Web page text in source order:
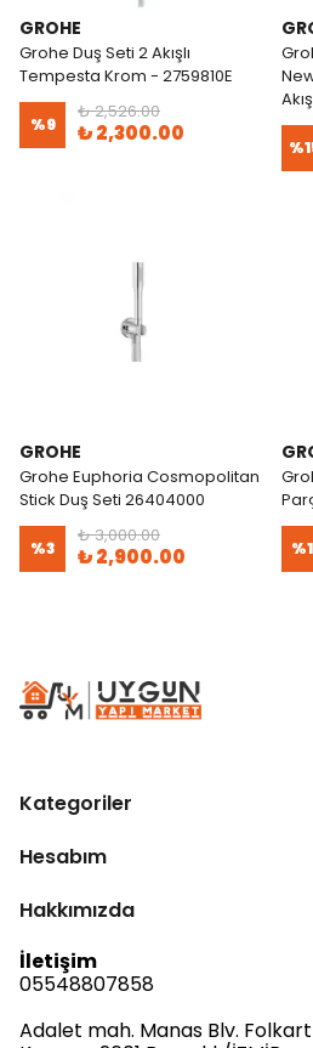
GROHE
Grohe Duş Seti 2 Akışlı
Tempesta Krom - 2759810E
%9
₺ 2,526.00
₺ 2,300.00
%
GROHE
Grohe Euphoria Cosmopolitan
Stick Duş Seti 26404000
%3
₺ 3,000.00
₺ 2,900.00 %
Kategoriler
Hesabım
Hakkımızda
İletişim
05548807858
Adalet mah. Manas Blv.